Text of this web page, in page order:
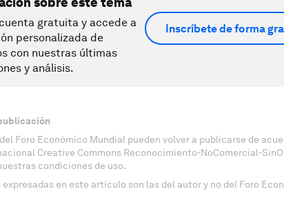
gratuita y accede a
personalizada de
con nuestras últimas
y análisis.
Inscríbete de forma
Foro Económico Mundial pueden volver a publicarse de
Creative Commons Reconocimiento-NoComercial-
condiciones de uso.
expresadas en este artículo son las del autor y no del Foro